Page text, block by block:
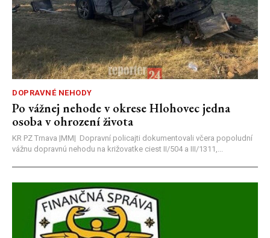
DOPRAVNÉ NEHODY
Po vážnej nehode v okrese Hlohovec jedna
osoba v ohrození života
KR PZ Trnava |MM| Dopravní policajti dokumentovali včera popoludní
vážnu dopravnú nehodu na križovatke ciest II/504 a III/1311,...